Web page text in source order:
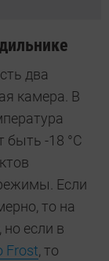
два
камера. В
быть -18 °C
Если
то на
но если в
Frost, то